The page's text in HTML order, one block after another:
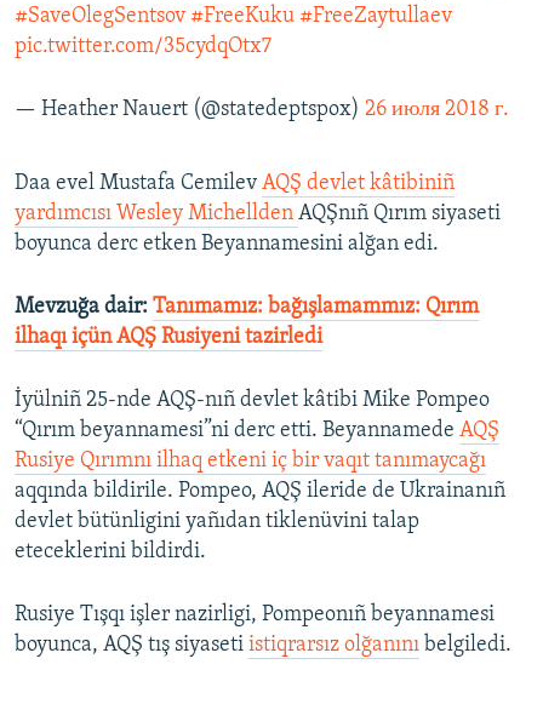
#SaveOlegSentsov #FreeKuku #FreeZaytullaev
pic.twitter.com/35cydqOtx7
— Heather Nauert (@statedeptspox) 26 июля 2018 г.
Daa evel Mustafa Cemilev AQŞ devlet kâtibiniñ
yardımcısı Wesley Michellden AQŞnıñ Qırım siyaseti
boyunca derc etken Beyannamesini alğan edi.
Mevzuğa dair: Tanımamız: bağışlamammız: Qırım
ilhaqı içün AQŞ Rusiyeni tazirledi
İyülniñ 25-nde AQŞ-nıñ devlet kâtibi Mike Pompeo
“Qırım beyannamesi”ni derc etti. Beyannamede AQŞ
Rusiye Qırımnı ilhaq etkeni iç bir vaqıt tanımaycağı
aqqında bildirile. Pompeo, AQŞ ileride de Ukrainanıñ
devlet bütünligini yañıdan tiklenüvini talap
eteceklerini bildirdi.
Rusiye Tışqı işler nazirligi, Pompeonıñ beyannamesi
boyunca, AQŞ tış siyaseti istiqrarsız olğanını belgiledi.